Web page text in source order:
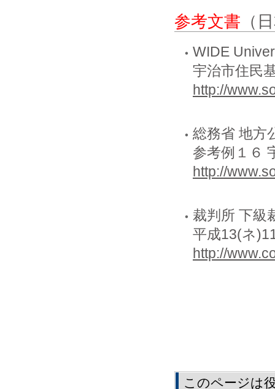
参考文書 （
WIDE
宇治市住民
http://
総務省 地方
参考例１６
http://
裁判所 下級
平成13(ネ
http://
このページは